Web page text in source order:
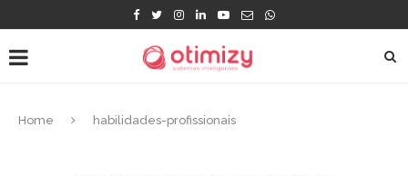
Home habilidades-profissionais